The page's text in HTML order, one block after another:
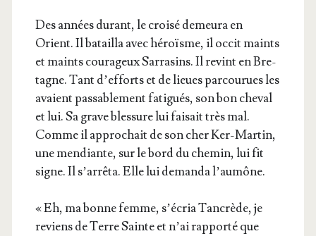
Des années durant, le croi­sé demeu­ra en
Orient. Il batailla avec héroïsme, il occit maints
et maints cou­ra­geux Sar­ra­sins. Il revint en Bre­
tagne. Tant d’ef­forts et de lieues par­cou­rues les
avaient pas­sa­ble­ment fati­gués, son bon che­val
et lui. Sa grave bles­sure lui fai­sait très mal.
Comme il appro­chait de son cher Ker-Mar­tin,
une men­diante, sur le bord du che­min, lui fit
signe. Il s’ar­rê­ta. Elle lui deman­da l’aumône.
« Eh, ma bonne femme, s’é­cria Tan­crède, je
reviens de Terre Sainte et n’ai rap­por­té que